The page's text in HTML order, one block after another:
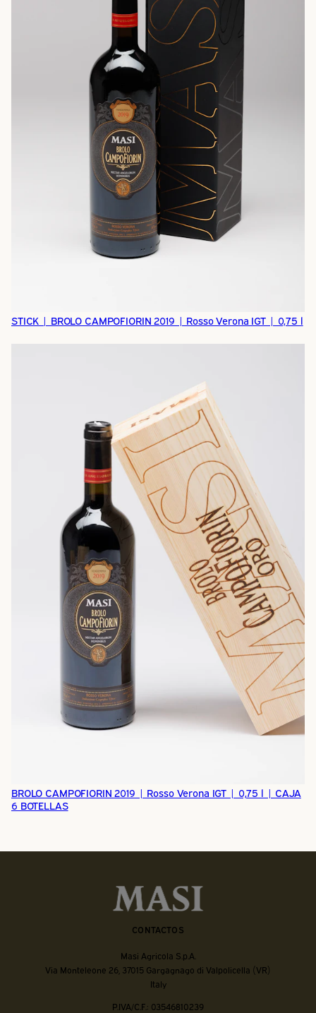
STICK | BROLO CAMPOFIORIN 2019 | Rosso Verona IGT | 0,75 l
BROLO CAMPOFIORIN 2019 | Rosso Verona IGT | 0,75 l | CAJA
6 BOTELLAS
CONTACTOS
Masi Agricola S.p.A.
Via Monteleone 26, 37015 Gargagnago di Valpolicella (VR)
Italy
P.IVA/C.F.: 03546810239